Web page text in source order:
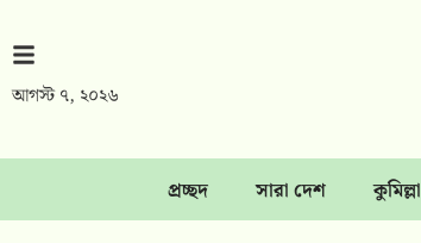
আগস্ট ৭, ২০২৬
প্রচ্ছদ সারা দেশ কুমিল্লা